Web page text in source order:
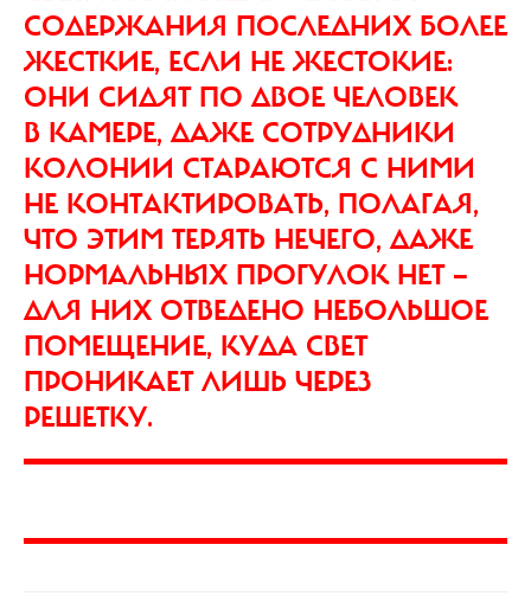
СОДЕРЖАНИЯ ПОСЛЕДНИХ БОЛЕЕ
ЖЕСТКИЕ, ЕСЛИ НЕ ЖЕСТОКИЕ:
ОНИ СИДЯТ ПО ДВОЕ ЧЕЛОВЕК
В КАМЕРЕ, ДАЖЕ СОТРУДНИКИ
КОЛОНИИ СТАРАЮТСЯ С НИМИ
НЕ КОНТАКТИРОВАТЬ, ПОЛАГАЯ,
ЧТО ЭТИМ ТЕРЯТЬ НЕЧЕГО, ДАЖЕ
НОРМАЛЬНЫХ ПРОГУЛОК НЕТ —
ДЛЯ НИХ ОТВЕДЕНО НЕБОЛЬШОЕ
ПОМЕЩЕНИЕ, КУДА СВЕТ
ПРОНИКАЕТ ЛИШЬ ЧЕРЕЗ
РЕШЕТКУ.